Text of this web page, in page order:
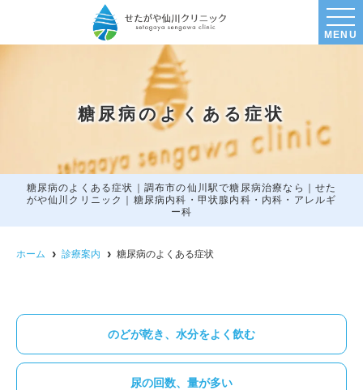
MENU
糖尿病のよくある症状
糖尿病のよくある症状｜調布市の仙川駅で糖尿病治療なら｜せた
がや仙川クリニック｜糖尿病内科・甲状腺内科・内科・アレルギ
ー科
ホーム 診療案内 糖尿病のよくある症状
のどが乾き、水分をよく飲む
尿の回数、量が多い